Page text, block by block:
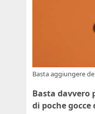
Basta aggiungere
Basta davvero
di poche gocce